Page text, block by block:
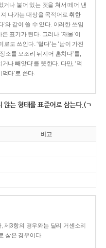
거나 붙어 있는 것을 쳐서 떼어 낸
나가는 대상을 목적어로 취한
’와 같이 쓸 수 있다. 이러한 쓰임
표기가 된다. 그러나 ‘재물’이
도 쓰인다. ‘털다’는 ‘남이 가진
소를 모조리 뒤지어 훔치다’를,
나 빼앗다’를 뜻한다. 다만, ‘먹
먹다’로 쓴다.
않는 형태를 표준어로 삼는다.(ㄱ
비고
제3항의 경우와는 달리 거센소리
삼은 경우이다.